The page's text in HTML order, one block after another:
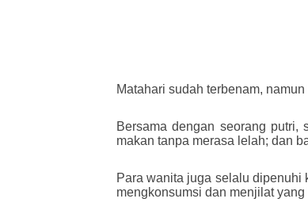
A-
16 A+
Matahari sudah terbenam,
Bersama dengan seorang
makan tanpa merasa lelah; dan
Para wanita juga selalu dipenuhi
mengkonsumsi dan menjilat